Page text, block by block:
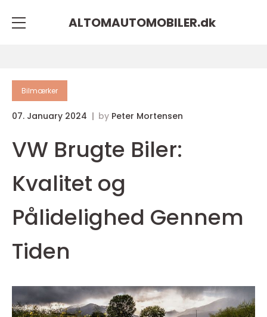
ALTOMAUTOMOBILER.dk
Bilmærker
07. January 2024 by Peter Mortensen
VW Brugte Biler:
Kvalitet og
Pålidelighed Gennem
Tiden